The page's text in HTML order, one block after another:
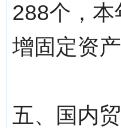
288个，
增固定资
五、国内